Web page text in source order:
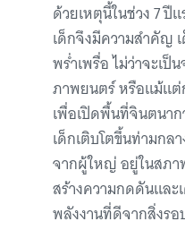
ด้วยเหตุนี้ในช่วง 7
เด็กจึงมีความสำคัญ
พร่ำเพรื่อ ไม่ว่าจะเ
ภาพยนตร์ หรือแม้แ
เพื่อเปิดพื้นที่จินตนาก
เด็กเติบโตขึ้นท่ามก
จากผู้ใหญ่ อยู่ในสภา
สร้างความกดดันและ
พลังงานที่ดีจากสิ่งรอ